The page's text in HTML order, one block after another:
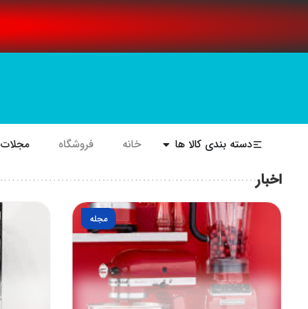
دسته بندی کالا ها خانه فروشگاه مجلات
اخبار
مجله